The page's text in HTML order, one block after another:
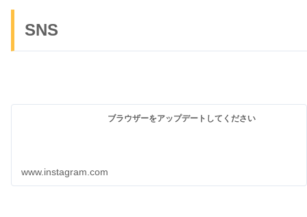
SNS
ブラウザーをアップデートしてください
www.instagram.com